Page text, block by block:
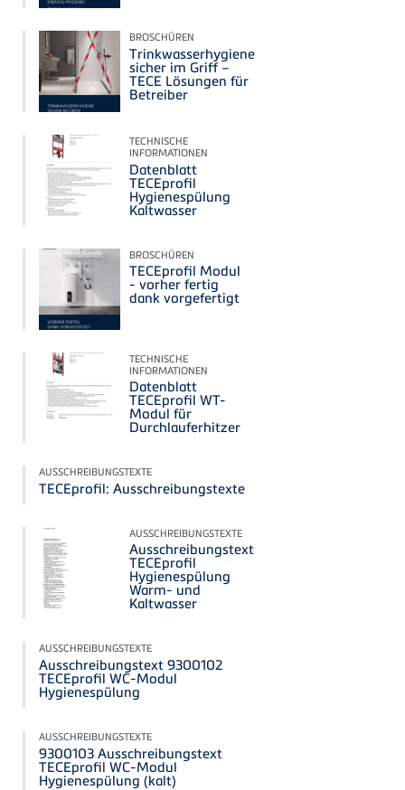
BROSCHÜREN
Trinkwasserhygiene
sicher im Griff –
TECE Lösungen für
Betreiber
TECHNISCHE
INFORMATIONEN
Datenblatt
TECEprofil
Hygienespülung
Kaltwasser
BROSCHÜREN
TECEprofil Modul
- vorher fertig
dank vorgefertigt
TECHNISCHE
INFORMATIONEN
Datenblatt
TECEprofil WT-
Modul für
Durchlauferhitzer
AUSSCHREIBUNGSTEXTE
TECEprofil: Ausschreibungstexte
AUSSCHREIBUNGSTEXTE
Ausschreibungstext
TECEprofil
Hygienespülung
Warm- und
Kaltwasser
AUSSCHREIBUNGSTEXTE
Ausschreibungstext 9300102
TECEprofil WC-Modul
Hygienespülung
AUSSCHREIBUNGSTEXTE
9300103 Ausschreibungstext
TECEprofil WC-Modul
Hygienespülung (kalt)